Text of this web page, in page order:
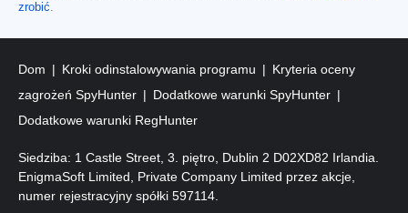
zrobić.
Dom Kroki odinstalowywania programu
Kryteria oceny
zagrożeń SpyHunter
Dodatkowe warunki SpyHunter
Dodatkowe warunki RegHunter
Siedziba: 1 Castle Street, 3. piętro, Dublin 2 D02XD82 Irlandia.
EnigmaSoft Limited, Private Company Limited przez akcje,
numer rejestracyjny spółki 597114.